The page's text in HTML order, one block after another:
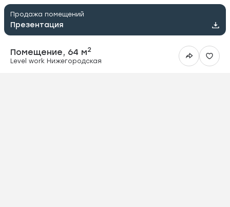
Продажа помещений
Презентация
Помещение, 64 м2
Level work Нижегородская